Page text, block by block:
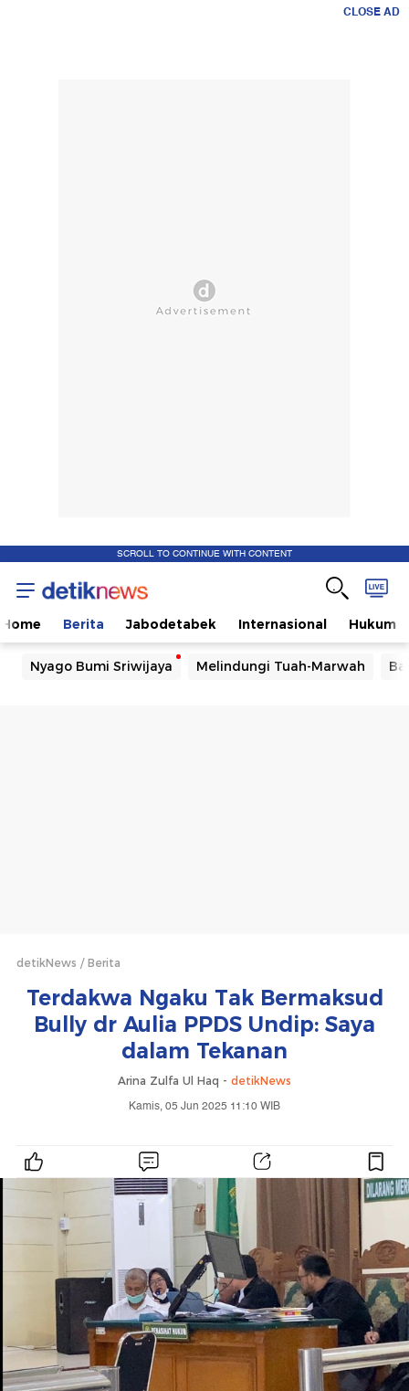
CLOSE AD
SCROLL TO CONTINUE WITH CONTENT
Home Berita Jabodetabek Internasional Hukum
Nyago Bumi Sriwijaya Melindungi Tuah-Marwah
detikNews Berita
Terdakwa Ngaku Tak Bermaksud
Bully dr Aulia PPDS Undip: Saya
dalam Tekanan
Arina Zulfa Ul Haq - detikNews
Kamis, 05 Jun 2025 11:10 WIB